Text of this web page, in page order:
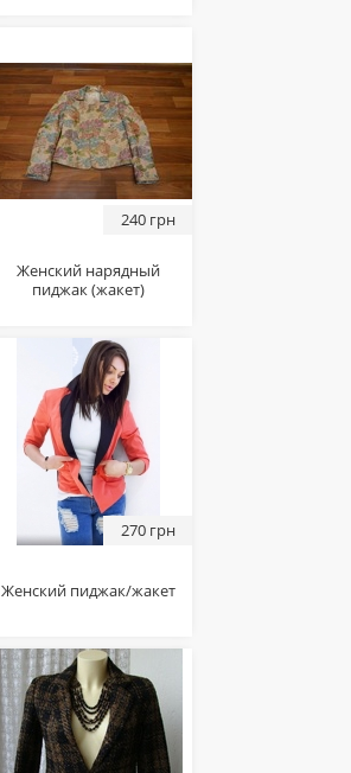
240 грн
Женский нарядный
пиджак (жакет)
270 грн
Женский пиджак/жакет